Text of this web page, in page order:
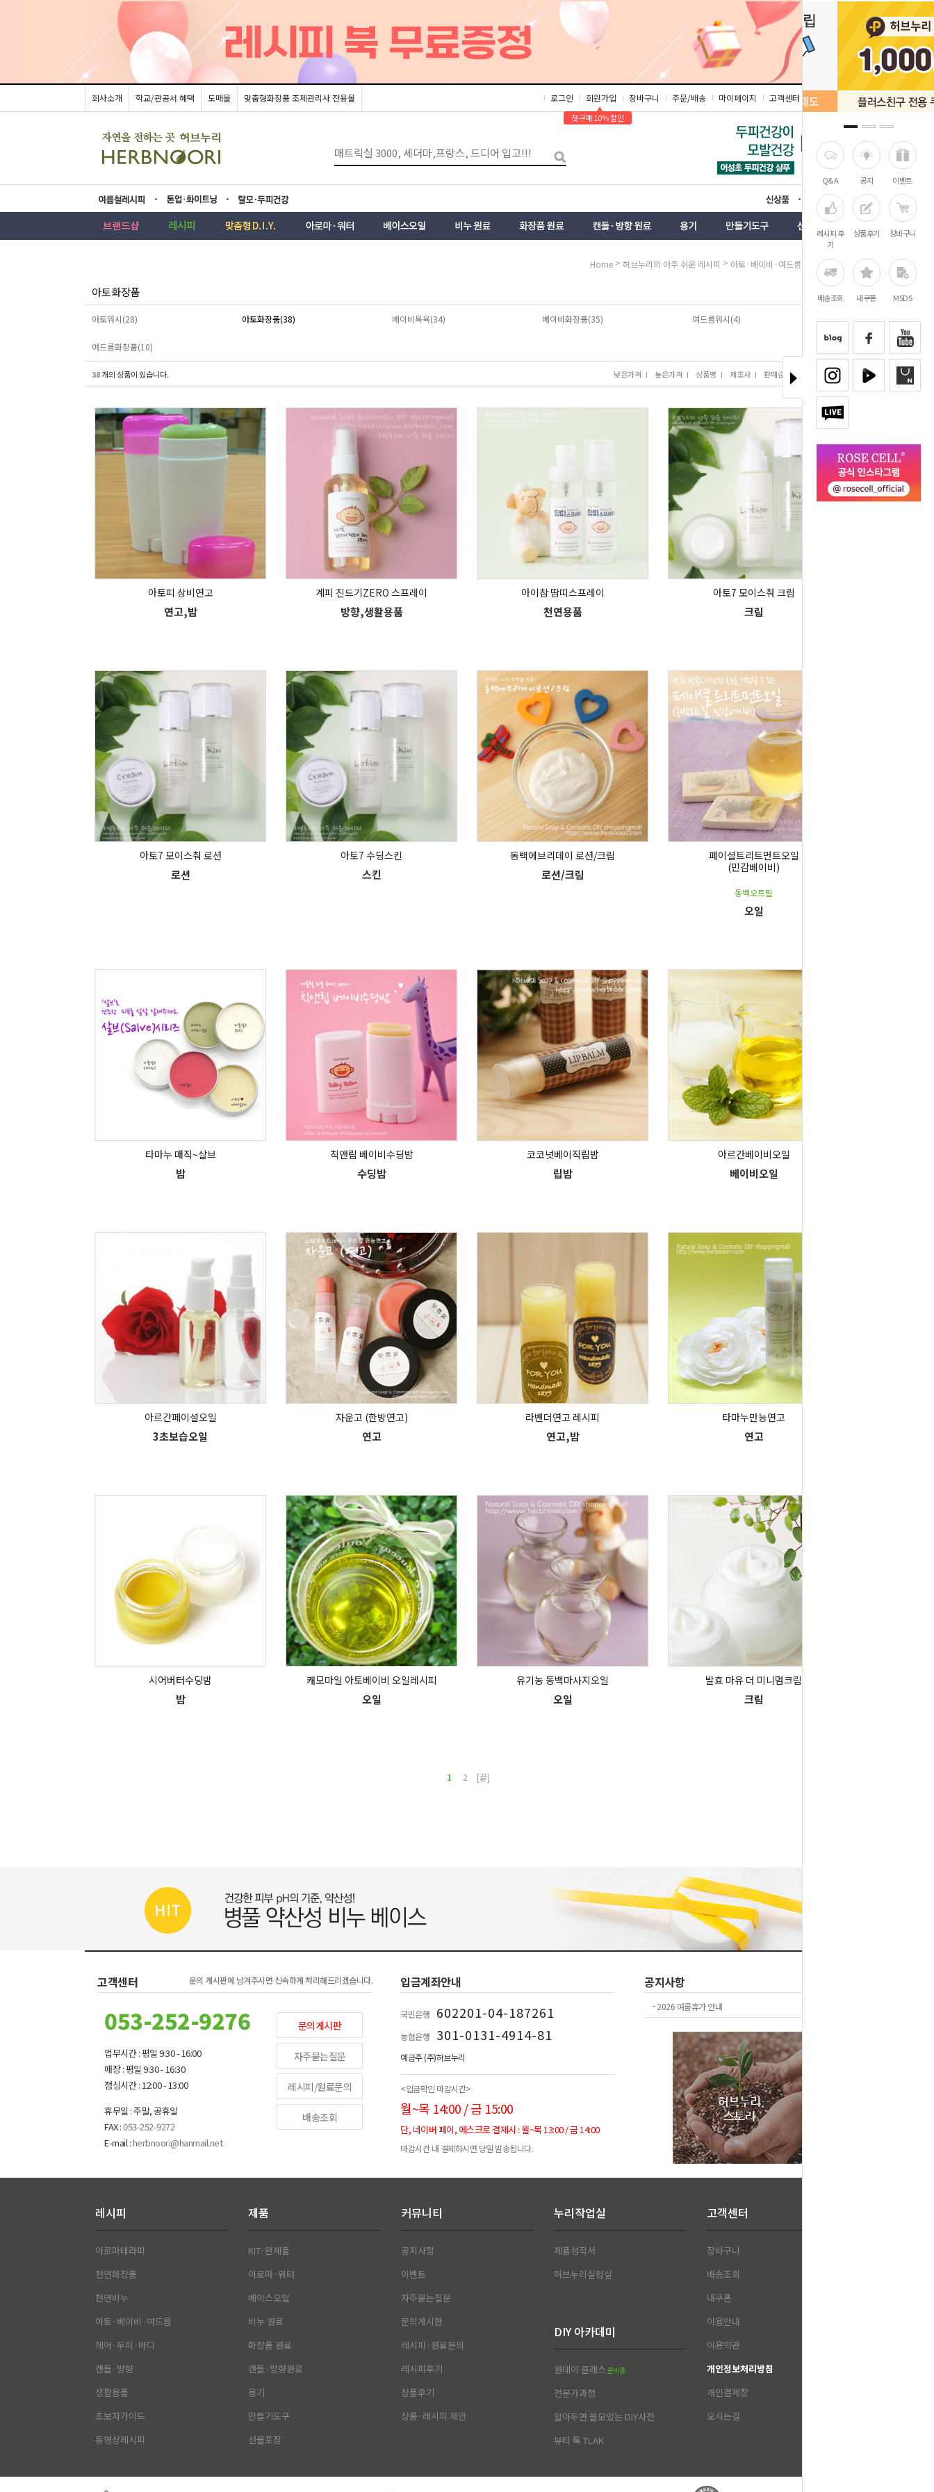
Q&A 공지 이벤트
레시피 후
기
상품후기 장바구니
배송조회 내쿠폰 MSDS
회사소개 학교/관공서 혜택 도매몰 맞춤형화장품 조제관리사 전용몰 로그인
회원가입
▲
첫구매 10% 할인
장바구니 주문/배송 마이페이지 고객센터 즐겨찾기
름레시피 업·화이트닝 모두피건강 상품 벤트
Home > 허브누리의 아주 쉬운 레시피 > 아토·베이비·여드름 아토화장품
아토화장품
아토워시(28) 아토화장품(38) 베이비목욕(34) 베이비화장품(35) 여드름워시(4)
여드름화장품(10)
38개의 상품이 있습니다. 낮은가격 I 높은가격 I 상품명 I 제조사 I 판매순위I 많이 본 상품
아토피 상비연고
연고,밤
계피 진드기ZERO 스프레이
방향,생활용품
아이참 땀띠스프레이
천연용품
아토7 모이스춰 크림
크림
아토7 모이스춰 로션
로션
아토7 수딩스킨
스킨
동백에브리데이 로션/크림
로션/크림
페이셜트리트먼트오일
(민감베이비)
동백오트밀
오일
타마누 매직~살브
밤
칙앤립 베이비수딩밤
수딩밤
코코넛베이직립밤
립밤
아르간베이비오일
베이비오일
아르간페이셜오일
3초보습오일
자운고 (한방연고)
연고
라벤더연고 레시피
연고,밤
타마누만능연고
연고
시어버터수딩밤
밤
캐모마일 아토베이비 오일레시피
오일
유기농 동백마사지오일
오일
발효 마유 더 미니멈크림
크림
1 2 [끝]
고객센터 문의 게시판에 남겨주시면 신속하게 처리해드리겠습니다.
053-252-9276
업무시간 : 평일 9:30 - 16:00
매장 : 평일 9:30 - 16:30
점심시간 : 12:00 - 13:00
휴무일 : 주말, 공휴일
FAX :053-252-9272
E-mail :herbnoori@hanmail.net
문의게시판
자주묻는질문
레시피/원료문의
배송조회
입금계좌안내
국민은행 602201-04-187261
농협은행 301-0131-4914-81
예금주 (주)허브누리
<입금확인 마감시간>
월~목 14:00 / 금 15:00
단, 네이버 페이, 에스크로 결제시 : 월~목 13:00 / 금 14:00
마감시간 내 결제하시면 당일 발송됩니다.
공지사항
-2026 여름휴가 안내
레시피
아로마테라피
천연화장품
천연비누
아토·베이비·여드름
헤어·두피·바디
캔들·방향
생활용품
초보자가이드
동영상레시피
제품
KIT·완제품
아로마·워터
베이스오일
비누 원료
화장품 원료
캔들·방향원료
용기
만들기도구
선물포장
커뮤니티
공지사항
이벤트
자주묻는질문
문의게시판
레시피·원료문의
레시피후기
상품후기
상품·레시피 제안
누리작업실
제품성적서
허브누리실험실
DIY 아카데미
원데이 클래스 준비중
전문가과정
알아두면 쓸모있는 DIY사전
뷰티 톡 TLAK
고객센터
장바구니
배송조회
내쿠폰
이용안내
이용약관
개인정보처리방침
개인결제창
오시는길